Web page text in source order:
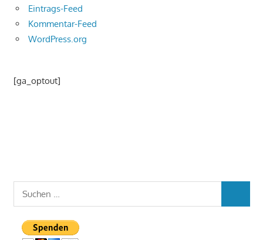
Eintrags-Feed
Kommentar-Feed
WordPress.org
[ga_optout]